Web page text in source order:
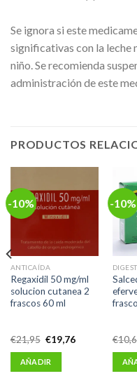
Se ignora si este
significativas con la leche
niño. Se recomienda
administración de este
PRODUCTOS
-10%
ANTICAÍDA
Regaxidil 50 mg/ml
solucion cutanea 2
frascos 60 ml
€21,95 El
precio
original
era:
€21,95.
€19,76El
AÑADIR
-10%
€